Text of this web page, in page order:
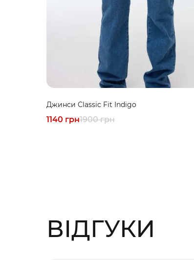
Джинси Classic Fit Indigo
1900 грн
1140 грн
ВІДГУКИ